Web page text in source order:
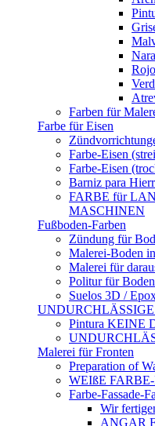
Farben für
Farbe für Eisen
Farbe-Eisen
Farbe-Eisen
Barniz para
FARBE für
MASCHINEN
Fußboden-Farben
Zündung für
Malerei-Boden
Malerei für
Politur für Boden
Suelos 3D /
Pintura KEINE
Malerei für Fronten
Preparation of
WEIßE
Farbe-Fassade-
Wir
ANGAR